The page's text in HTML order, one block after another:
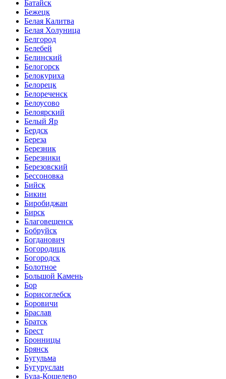
Батайск
Бежецк
Белая Калитва
Белая Холуница
Белгород
Белебей
Белинский
Белогорск
Белокуриха
Белорецк
Белореченск
Белоусово
Белоярский
Белый Яр
Бердск
Береза
Березник
Березники
Березовский
Бессоновка
Бийск
Бикин
Биробиджан
Бирск
Благовещенск
Бобруйск
Богданович
Богородицк
Богородск
Болотное
Большой Камень
Бор
Борисоглебск
Боровичи
Браслав
Братск
Брест
Бронницы
Брянск
Бугульма
Бугуруслан
Буда-Кошелево